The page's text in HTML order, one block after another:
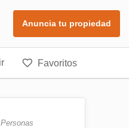
Anuncia tu propiedad
Favoritos